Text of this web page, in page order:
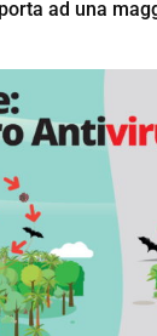
ad una